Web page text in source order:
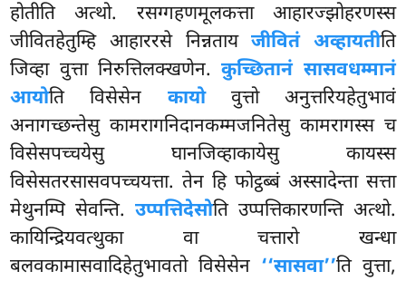
होतीति अत्थो. रसग्गहणमूलकत्ता आहारज्झोहरणस्स
जीवितहेतुम्हि आहाररसे निन्नतायजीवितं अव्हायतीति
जिव्हा वुत्ता निरुत्तिलक्खणेन.कुच्छितानं सासवधम्मानं
आयोति विसेसेन कायोवुत्तो अनुत्तरियहेतुभावं
अनागच्छन्तेसु कामरागनिदानकम्मजनितेसु कामरागस्स च
विसेसपच्चयेसु घानजिव्हाकायेसु कायस्स
विसेसतरसासवपच्चयत्ता. तेन हि फोट्ठब्बं अस्सादेन्ता सत्ता
मेथुनम्पि सेवन्ति. उप्पत्तिदेसोति उप्पत्तिकारणन्ति अत्थो.
कायिन्द्रियवत्थुका वा चत्तारो खन्धा
बलवकामासवादिहेतुभावतो विसेसेन ‘‘सासवा’’ति वुत्ता,